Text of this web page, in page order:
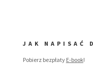
JAK NAPISAĆ
Pobierz bezpłaty E-book!